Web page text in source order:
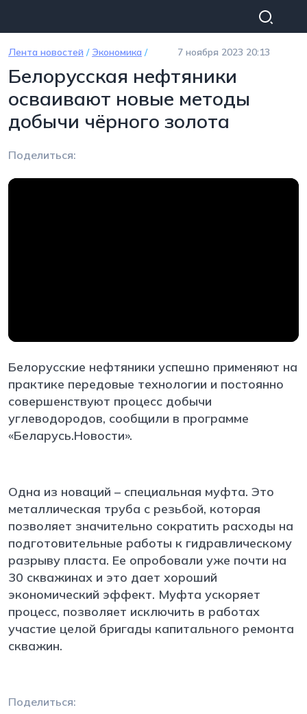
Лента новостей / Экономика / 7 ноября 2023 20:13
Белорусская нефтяники
осваивают новые методы
добычи чёрного золота
Поделиться:
Белорусские нефтяники успешно применяют на
практике передовые технологии и постоянно
совершенствуют процесс добычи
углеводородов, сообщили в программе
«Беларусь.Новости».
Одна из новаций – специальная муфта. Это
металлическая труба с резьбой, которая
позволяет значительно сократить расходы на
подготовительные работы к гидравлическому
разрыву пласта. Ее опробовали уже почти на
30 скважинах и это дает хороший
экономический эффект. Муфта ускоряет
процесс, позволяет исключить в работах
участие целой бригады капитального ремонта
скважин.
Поделиться: